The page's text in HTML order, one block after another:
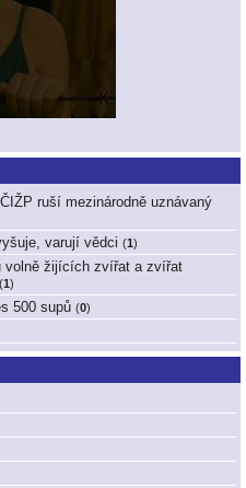
ruší mezinárodně uznávaný
varují vědci (1 )
volně žijících zvířat a zvířat
(1 )
500 supů (0)